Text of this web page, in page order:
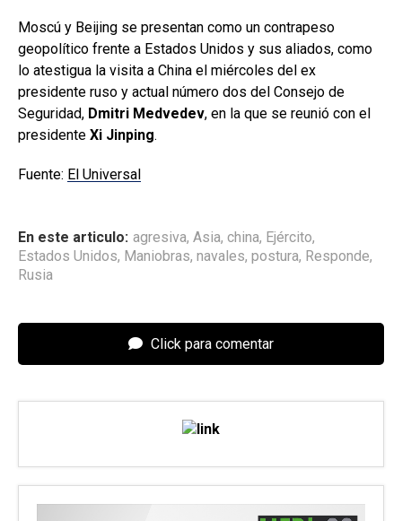
Moscú y Beijing se presentan como un contrapeso
geopolítico frente a Estados Unidos y sus aliados, como
lo atestigua la visita a China el miércoles del ex
presidente ruso y actual número dos del Consejo de
Seguridad, Dmitri Medvedev, en la que se reunió con el
presidente Xi Jinping.
Fuente: El Universal
En este articulo: agresiva, Asia, china, Ejército,
Estados Unidos, Maniobras, navales, postura, Responde,
Rusia
Click para comentar